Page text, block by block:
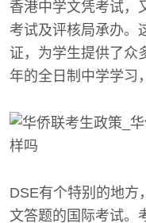
香港中学文凭考试，
考试及评核局承办。
证，为学生提供了众
年的全日制中学学习
DSE有个特别的地方
文答题的国际考试。